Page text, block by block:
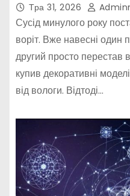
Тра 31, 2026
Сусід минулого року
воріт. Вже навесні один
другий просто перестав
купив декоративні
від вологи. Відтоді…